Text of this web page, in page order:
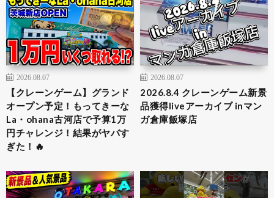
2026.08.07
【クレーンゲーム】グランド
オープン予定！もってきーな
La・ohana古河店で予算1万
円チャレンジ！結果がヤバす
ぎた！🔥
2026.08.07
2026.8.4 クレーンゲーム新景
品獲得liveアーカイブ inマン
ガ倉庫飯塚店